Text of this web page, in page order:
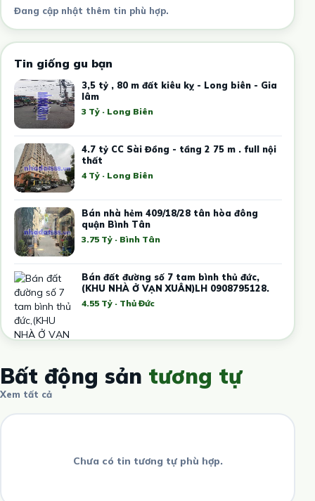
Đang cập nhật thêm tin phù hợp.
Tin giống gu bạn
3,5 tỷ , 80 m đất kiêu kỵ - Long biên - Gia
lâm
3 Tỷ · Long Biên
4.7 tỷ CC Sài Đồng - tầng 2 75 m . full nội
thất
4 Tỷ · Long Biên
Bán nhà hẻm 409/18/28 tân hòa đông
quận Bình Tân
3.75 Tỷ · Bình Tân
Bán đất đường số 7 tam bình thủ đức,
(KHU NHÀ Ở VẠN XUÂN)LH 0908795128.
4.55 Tỷ · Thủ Đức
Bất động sản tương tự
Xem tất cả
Chưa có tin tương tự phù hợp.